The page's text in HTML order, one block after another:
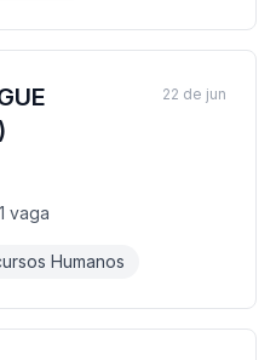
1 vaga
Humanos
22 de jun